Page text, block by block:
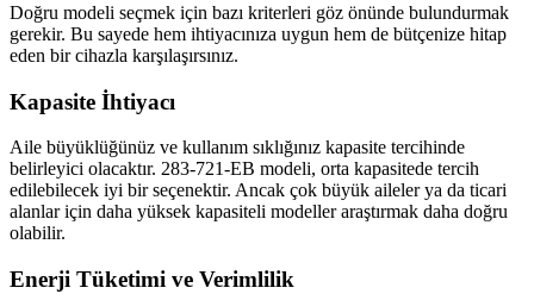
Doğru modeli seçmek için bazı kriterleri göz önünde bulundurmak
gerekir. Bu sayede hem ihtiyacınıza uygun hem de bütçenize hitap
eden bir cihazla karşılaşırsınız.
Kapasite İhtiyacı
Aile büyüklüğünüz ve kullanım sıklığınız kapasite tercihinde
belirleyici olacaktır. 283-721-EB modeli, orta kapasitede tercih
edilebilecek iyi bir seçenektir. Ancak çok büyük aileler ya da ticari
alanlar için daha yüksek kapasiteli modeller araştırmak daha doğru
olabilir.
Enerji Tüketimi ve Verimlilik